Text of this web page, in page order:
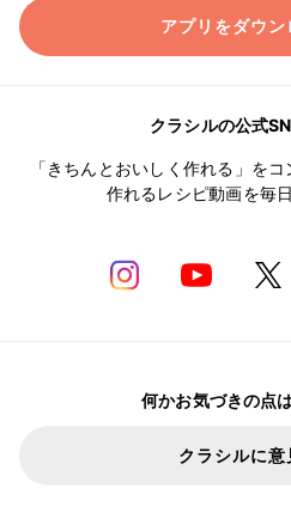
アプリをダウン
クラシルの公式
「きちんとおいしく作れる」を
作れるレシピ動画を毎
何かお気づきの点
クラシルに意